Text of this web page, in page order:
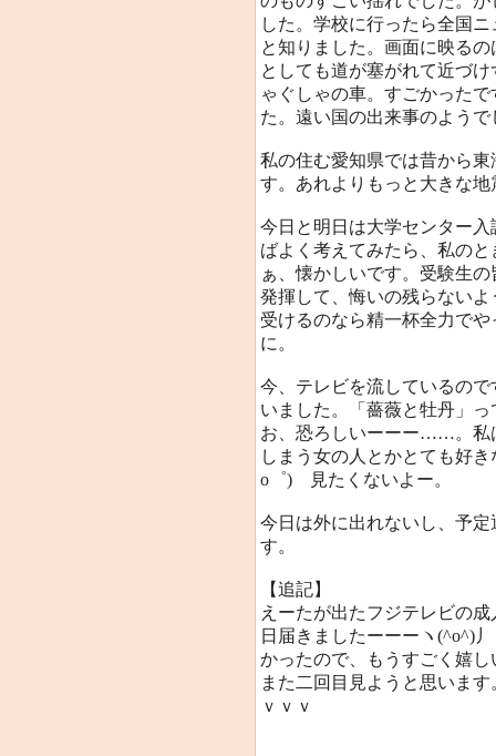
した。学校に行ったら全国
と知りました。画面に映る
としても道が塞がれて近づ
ゃぐしゃの車。すごかった
た。遠い国の出来事のようで
私の住む愛知県では昔から
す。あれよりもっと大きな
今日と明日は大学センター
ばよく考えてみたら、私の
ぁ、懐かしいです。受験生
発揮して、悔いの残らない
受けるのなら精一杯全力で
に。
今、テレビを流しているの
いました。「薔薇と牡丹」っ
お、恐ろしいーーー……。私
しまう女の人とかとても好
o゜) 見たくないよー。
今日は外に出れないし、予
す。
【追記】
えーたが出たフジテレビの
日届きましたーーーヽ(^o^)
かったので、もうすごく嬉
また二回目見ようと思いま
ｖｖｖ